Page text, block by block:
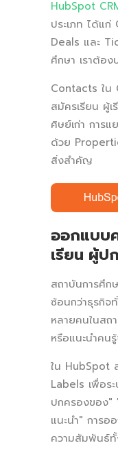
HubSpot
ประเภท ได้แ
Deals และ
ศึกษา เราต้อง
Contacts ใน
สมัครเรียน ผู้
ศิษย์เก่า การแ
ด้วย
สิ่งสำคัญ
ออกแบบ
เรียน ผู้ป
สถาบันการศึ
ซ้อนกว่าธุรกิจ
หลายคนในสถ
หรือแนะนำคน
ใน HubSpot
Labels เพื่อร
ปกครองของ"
แนะนำ" การอ
ความสัมพันธ์